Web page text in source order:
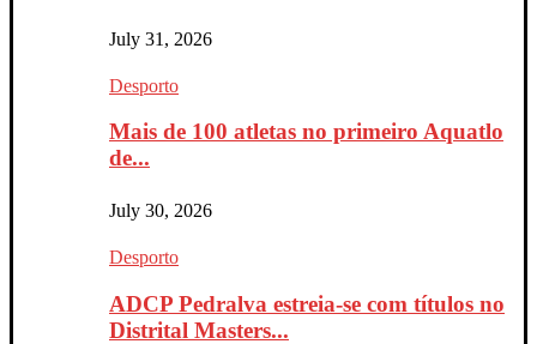
July 31, 2026
Desporto
Mais de 100 atletas no primeiro Aquatlo
de...
July 30, 2026
Desporto
ADCP Pedralva estreia-se com títulos no
Distrital Masters...